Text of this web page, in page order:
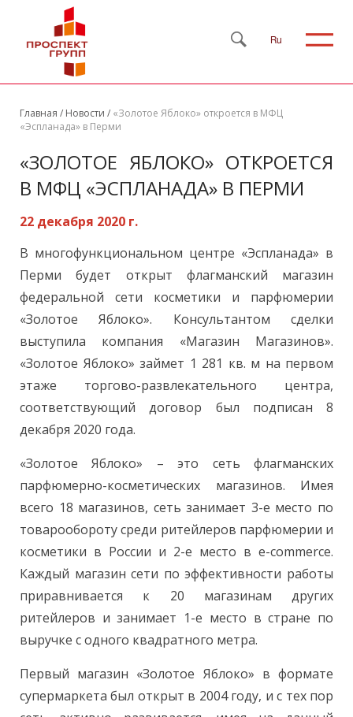
Ru
Главная / Новости / «Золотое Яблоко» откроется в МФЦ
«Эспланада» в Перми
«ЗОЛОТОЕ ЯБЛОКО» ОТКРОЕТСЯ
В МФЦ «ЭСПЛАНАДА» В ПЕРМИ
22 декабря 2020 г.
В многофункциональном центре «Эспланада» в
Перми будет открыт флагманский магазин
федеральной сети косметики и парфюмерии
«Золотое Яблоко». Консультантом сделки
выступила компания «Магазин Магазинов».
«Золотое Яблоко» займет 1 281 кв. м на первом
этаже торгово-развлекательного центра,
соответствующий договор был подписан 8
декабря 2020 года.
«Золотое Яблоко» – это сеть флагманских
парфюмерно-косметических магазинов. Имея
всего 18 магазинов, сеть занимает 3-е место по
товарообороту среди ритейлеров парфюмерии и
косметики в России и 2-е место в e-commerce.
Каждый магазин сети по эффективности работы
приравнивается к 20 магазинам других
ритейлеров и занимает 1-е место в стране по
выручке с одного квадратного метра.
Первый магазин «Золотое Яблоко» в формате
супермаркета был открыт в 2004 году, и с тех пор